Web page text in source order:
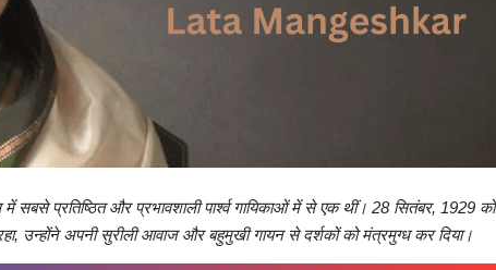
प्रतिष्ठित और प्रभावशाली पार्श्व गायिकाओं में से एक थीं। 28 सितंबर, 1929 को
उन्होंने अपनी सुरीली आवाज और बहुमुखी गायन से दर्शकों को मंत्रमुग्ध कर दिया।